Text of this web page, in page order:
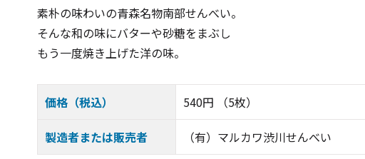
素朴の味わいの青森名物南部せんべい。
そんな和の味にバターや砂糖をまぶし
もう一度焼き上げた洋の味。
価格（税込） 540円 （5枚）
製造者または販売者 （有）マルカワ渋川せんべい